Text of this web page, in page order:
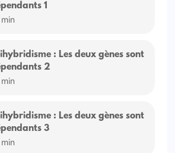
1
: Les deux gènes sont
2
: Les deux gènes sont
3